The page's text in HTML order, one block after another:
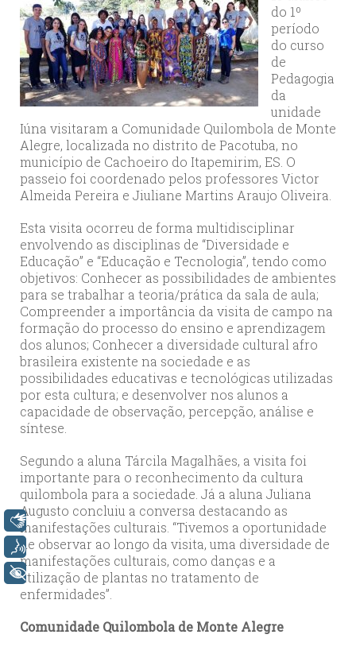
do 1º
período
do curso
de
Pedagogia
da
unidade
Iúna visitaram a Comunidade Quilombola de Monte
Alegre, localizada no distrito de Pacotuba, no
município de Cachoeiro do Itapemirim, ES. O
passeio foi coordenado pelos professores Victor
Almeida Pereira e Jiuliane Martins Araujo Oliveira.
Esta visita ocorreu de forma multidisciplinar
envolvendo as disciplinas de “Diversidade e
Educação” e “Educação e Tecnologia”, tendo como
objetivos: Conhecer as possibilidades de ambientes
para se trabalhar a teoria/prática da sala de aula;
Compreender a importância da visita de campo na
formação do processo do ensino e aprendizagem
dos alunos; Conhecer a diversidade cultural afro
brasileira existente na sociedade e as
possibilidades educativas e tecnológicas utilizadas
por esta cultura; e desenvolver nos alunos a
capacidade de observação, percepção, análise e
síntese.
Segundo a aluna Tárcila Magalhães, a visita foi
importante para o reconhecimento da cultura
quilombola para a sociedade. Já a aluna Juliana
Augusto concluiu a conversa destacando as
manifestações culturais. “Tivemos a oportunidade
de observar ao longo da visita, uma diversidade de
manifestações culturais, como danças e a
utilização de plantas no tratamento de
enfermidades”.
Comunidade Quilombola de Monte Alegre
Libras
Voz
+ Acessibilidade